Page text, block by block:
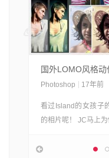
国外LOMO风格
Photoshop 17年前
看过Island的女孩子
的相片呢！ JC马上